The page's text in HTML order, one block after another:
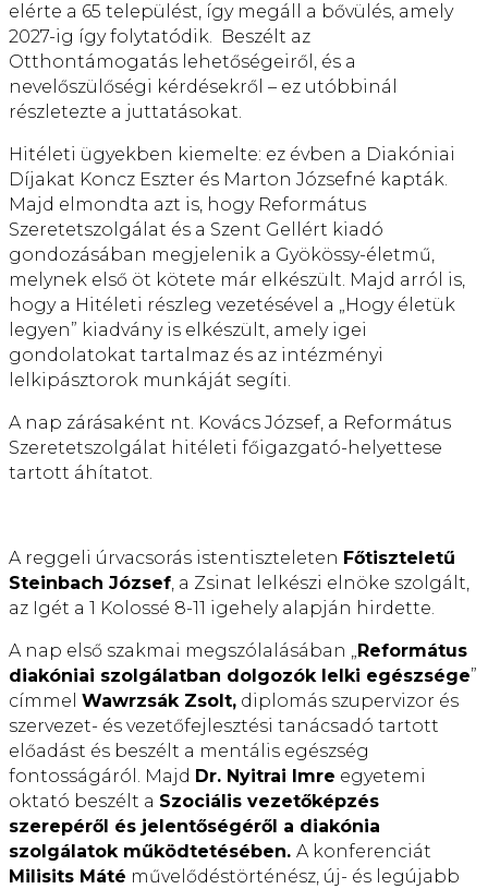
elérte a 65 települést, így megáll a bővülés, amely
2027-ig így folytatódik. Beszélt az
Otthontámogatás lehetőségeiről, és a
nevelőszülőségi kérdésekről – ez utóbbinál
részletezte a juttatásokat.
Hitéleti ügyekben kiemelte: ez évben a Diakóniai
Díjakat Koncz Eszter és Marton Józsefné kapták.
Majd elmondta azt is, hogy Református
Szeretetszolgálat és a Szent Gellért kiadó
gondozásában megjelenik a Gyökössy-életmű,
melynek első öt kötete már elkészült. Majd arról is,
hogy a Hitéleti részleg vezetésével a „Hogy életük
legyen” kiadvány is elkészült, amely igei
gondolatokat tartalmaz és az intézményi
lelkipásztorok munkáját segíti.
A nap zárásaként nt. Kovács József, a Református
Szeretetszolgálat hitéleti főigazgató-helyettese
tartott áhítatot.
A reggeli úrvacsorás istentiszteleten Főtiszteletű
Steinbach József, a Zsinat lelkészi elnöke szolgált,
az Igét a 1 Kolossé 8-11 igehely alapján hirdette.
A nap első szakmai megszólalásában „ Református
diakóniai szolgálatban dolgozók lelki egészsége”
címmel Wawrzsák Zsolt, diplomás szupervizor és
szervezet- és vezetőfejlesztési tanácsadó tartott
előadást és beszélt a mentális egészség
fontosságáról. Majd Dr. Nyitrai Imre egyetemi
oktató beszélt a Szociális vezetőképzés
szerepéről és jelentőségéről a diakónia
szolgálatok működtetésében. A konferenciát
Milisits Máté művelődéstörténész, új- és legújabb